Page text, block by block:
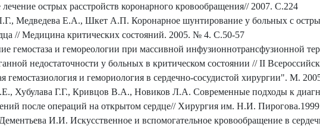
острых расстройств коронарного кровообращения// 2007. C.224
Медведева Е.А., Шкет А.П. Коронарное шунтирование у больных с
// Медицина критических состояний. 2005. № 4. С.50-57
гемостаза и гемореологии при массивной инфузионнотрансфузионной
недостаточности у больных в критическом состоянии // II
гемостазиология и гемориология в сердечно-сосудистой хирургии". М.
Хубулава Г.Г., Кривцов В.А., Новиков Л.А. Современные подходы к
после операций на открытом сердце// Хирургия им. Н.И.
И.И. Искусственное и вспомогательное кровообращение в